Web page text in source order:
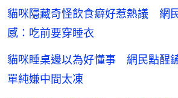
貓咪隱藏奇怪飲食癖好惹熱議 網
感：吃前要穿睡衣
貓咪睡桌邊以為好懂事 網民點醒
單純嫌中間太凍